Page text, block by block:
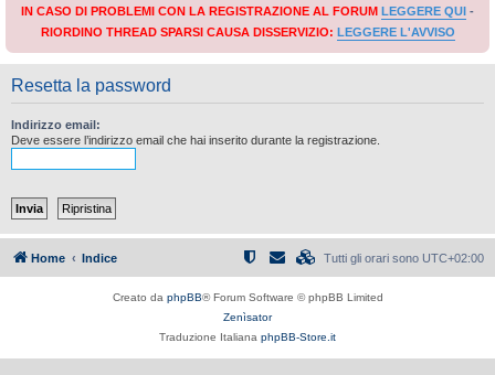
IN CASO DI PROBLEMI CON LA REGISTRAZIONE AL FORUM LEGGERE QUI -
RIORDINO THREAD SPARSI CAUSA DISSERVIZIO: LEGGERE L'AVVISO
Resetta la password
Indirizzo email:
Deve essere l’indirizzo email che hai inserito durante la registrazione.
Home Indice Tutti gli orari sono UTC+02:00
Creato da phpBB® Forum Software © phpBB Limited
Zenìsator
Traduzione Italiana phpBB-Store.it